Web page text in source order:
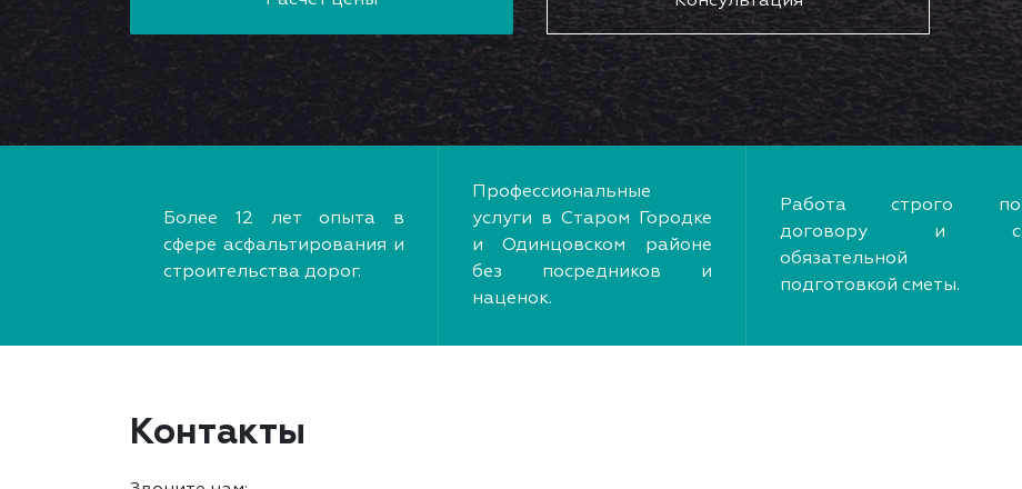
Более 12 лет опыта в
сфере асфальтирования и
строительства дорог.
Профессиональные
услуги в Старом Городке
и Одинцовском районе
без посредников и
наценок.
Работа строго по
договору и с
обязательной
подготовкой сметы.
Контакты